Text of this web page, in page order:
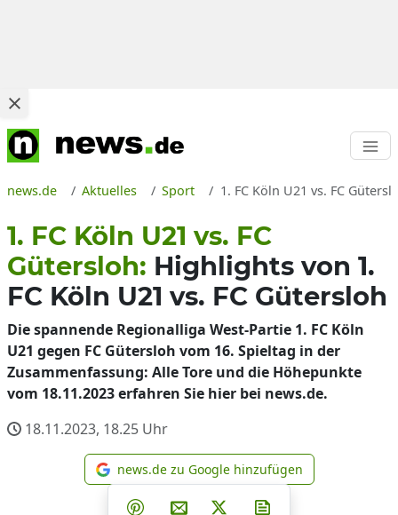
news.de Aktuelles Sport 1. FC Köln U21 vs. FC
1. FC Köln U21 vs. FC
Gütersloh: Highlights von 1.
FC Köln U21 vs. FC Gütersloh
Die spannende Regionalliga West-Partie 1. FC Köln
U21 gegen FC Gütersloh vom 16. Spieltag in der
Zusammenfassung: Alle Tore und die Höhepunkte
vom 18.11.2023 erfahren Sie hier bei news.de.
18.11.2023, 18.25 Uhr
news.de zu Google
news.de zu Google hinzufügen
Teilen auf Facebook
Teilen auf Whatsapp
Teilen auf Telegram
Teilen auf Pinterest
Per E-Mail teilen
Post auf X